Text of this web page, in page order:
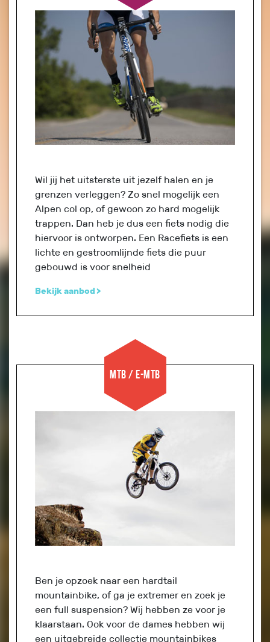
Wil jij het uitsterste uit jezelf halen en je
grenzen verleggen? Zo snel mogelijk een
Alpen col op, of gewoon zo hard mogelijk
trappen. Dan heb je dus een fiets nodig die
hiervoor is ontworpen. Een Racefiets is een
lichte en gestroomlijnde fiets die puur
gebouwd is voor snelheid
Bekijk aanbod
MTB / E-MTB
Ben je opzoek naar een hardtail
mountainbike, of ga je extremer en zoek je
een full suspension? Wij hebben ze voor je
klaarstaan. Ook voor de dames hebben wij
een uitgebreide collectie mountainbikes